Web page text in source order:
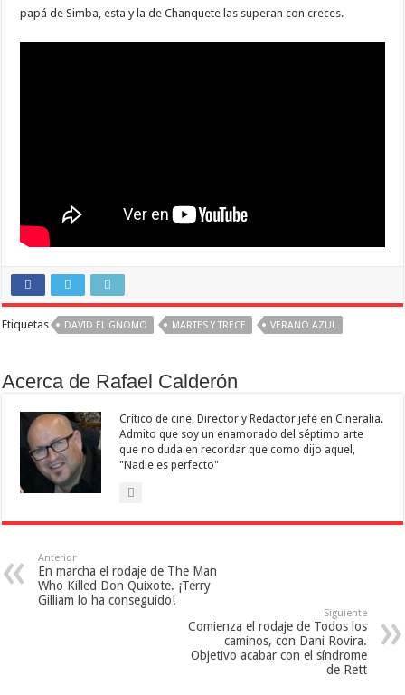
papá de Simba, esta y la de Chanquete las superan con creces.
Etiquetas DAVID EL GNOMO MARTES Y TRECE VERANO AZUL
Acerca de Rafael Calderón
Crítico de cine, Director y Redactor jefe en Cineralia.
Admito que soy un enamorado del séptimo arte
que no duda en recordar que como dijo aquel,
"Nadie es perfecto"
Anterior
En marcha el rodaje de The Man
Who Killed Don Quixote. ¡Terry
Gilliam lo ha conseguido!
Siguiente
Comienza el rodaje de Todos los
caminos, con Dani Rovira.
Objetivo acabar con el síndrome
de Rett